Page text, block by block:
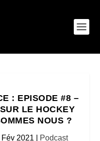
: EPISODE #8 –
LE HOCKEY
NOUS ?
Fév 2021 Podcast